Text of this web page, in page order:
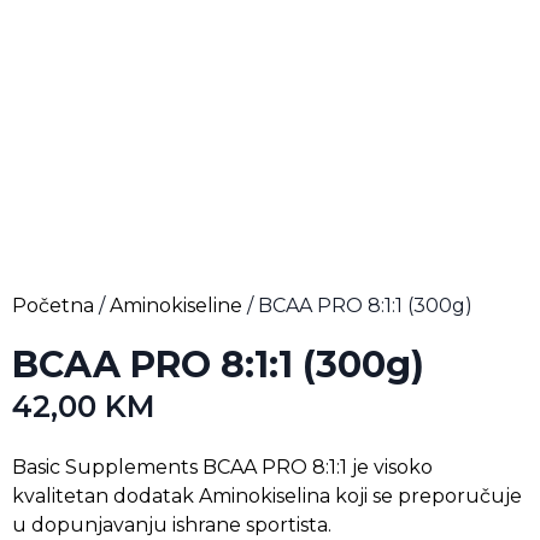
Početna /Aminokiseline / BCAA PRO 8:1:1 (300g)
BCAA PRO 8:1:1 (300g)
42,00 KM
Basic Supplements BCAA PRO 8:1:1 je visoko
kvalitetan dodatak Aminokiselina koji se preporučuje
u dopunjavanju ishrane sportista.